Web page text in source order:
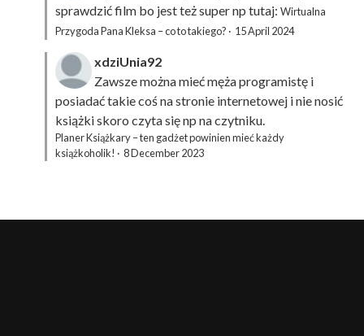
sprawdzić film bo jest też super np tutaj: Wirtualna
Przygoda Pana Kleksa – co to takiego? · 15 April 2024
xdziUnia92
Zawsze można mieć męża programistę i
posiadać takie coś na stronie internetowej i nie nosić
książki skoro czyta się np na czytniku.
Planer Książkary – ten gadżet powinien mieć każdy
książkoholik! · 8 December 2023